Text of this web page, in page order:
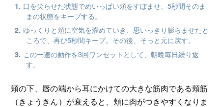
口を尖らせた状態でめいっぱい頬をすぼませ、5秒間そのま
まの状態をキープする。
ゆっくりと頬に空気を溜めていき、思いっきり膨らませたと
ころで、再び5秒間キープ。その後、そっと元に戻す。
この一連の動作を3回ワンセットとして、朝晩毎日繰り返
す。
頬の下、唇の端から耳にかけての大きな筋肉である頬筋
（きょうきん）が衰えると、頬に肉がつきやすくなりま